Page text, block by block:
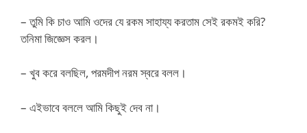
– তুমি কি চাও আমি ওদের যে রকম সাহায্য করতাম সেই রকমই করি?
তনিমা জিজ্ঞেস করল।
– খুব করে বলছিল, পরমদীপ নরম স্বরে বলল।
– এইভাবে বললে আমি কিছুই দেব না।